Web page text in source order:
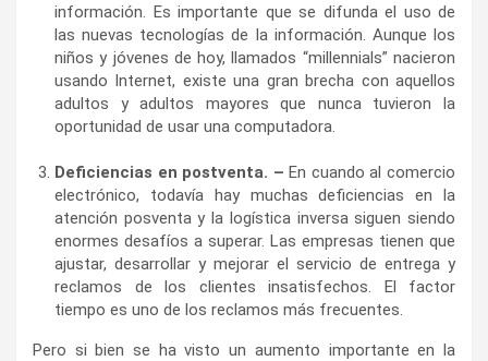
información. Es importante que se difunda el uso de
las nuevas tecnologías de la información. Aunque los
niños y jóvenes de hoy, llamados “millennials” nacieron
usando Internet, existe una gran brecha con aquellos
adultos y adultos mayores que nunca tuvieron la
oportunidad de usar una computadora.
Deficiencias en postventa. – En cuando al comercio
electrónico, todavía hay muchas deficiencias en la
atención posventa y la logística inversa siguen siendo
enormes desafíos a superar. Las empresas tienen que
ajustar, desarrollar y mejorar el servicio de entrega y
reclamos de los clientes insatisfechos. El factor
tiempo es uno de los reclamos más frecuentes.
Pero si bien se ha visto un aumento importante en la